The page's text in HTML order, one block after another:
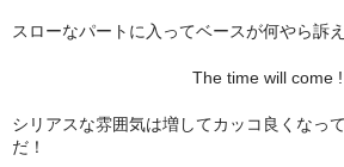
スローなパートに入ってベースが何やら訴え
The time will come !
シリアスな雰囲気は増してカッコ良くなっ
だ！